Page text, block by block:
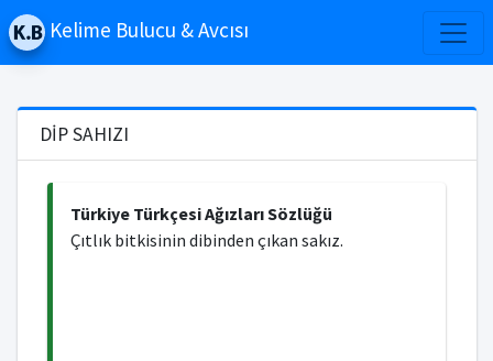
Kelime Bulucu & Avcısı
DİP SAHIZI
Türkiye Türkçesi Ağızları Sözlüğü
Çıtlık bitkisinin dibinden çıkan sakız.